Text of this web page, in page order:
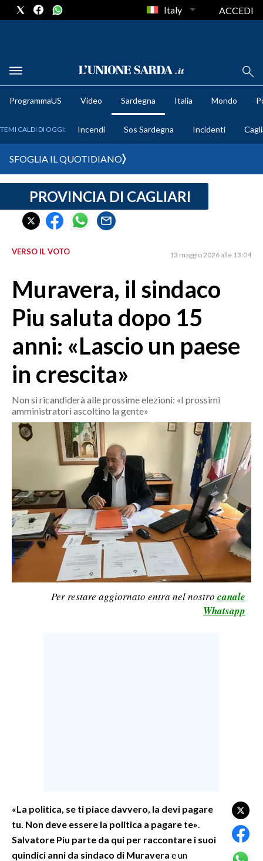
METEO
CRONACA SARDEGNA
CAGLIARI
SULCIS IGLESIENTE
ORISTANO E PROVINCIA
GALLURA
NUORO E PROVINCIA
OGLIASTRA
AGENDA
CRONACA
ITALIA
MONDO
ECONOMIA
SERVIZI ALLE IMPRESE
LAVORO
BANDI
SPETTACOLI
GOSSIP
Italy ACCEDI
ProgrammaUS Video Sardegna Italia Mondo
TEMI CALDI DI OGGI: Incendi Sos Sardegna Incidenti
SFOGLIA IL QUOTIDIANO
PROVINCIA DI CAGLIARI
VERSO IL VOTO 13 maggio 2026 alle 13:04
Muravera, il sindaco
Piu saluta dopo 15
anni: «Lascio un paese
in crescita»
Non si ricandiderà alle prossime elezioni: «I prossimi
amministratori ascoltino la gente»
Per restare aggiornato entra nel nostro canale
Whatsapp
«La politica, se ti piace davvero, la devi pagare
tu. Non deve essere la politica a pagare te»
Salvatore Piu parte da qui per raccontare i suoi
quindici anni da sindaco di Muravera e un